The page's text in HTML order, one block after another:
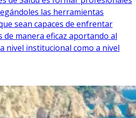
las herramientas
sean capaces de enfrentar
de manera eficaz aportando al
nivel institucional como a nivel